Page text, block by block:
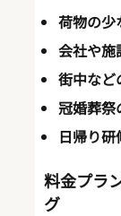
荷物の少
会社や施
街中など
冠婚葬祭
日帰り
料金プラ
グ